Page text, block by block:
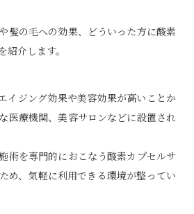
髪の毛への効果、どういった方に酸素
介します。
イジング効果や美容効果が高いことか
医療機関、美容サロンなどに設置され
術を専門的におこなう酸素カプセルサ
め、気軽に利用できる環境が整ってい